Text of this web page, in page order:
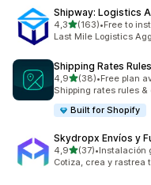
Shipway: Logistics
4,3stelle su 5
(163)
163 recensioni totali
•Free to
Last Mile Logistics
Shipping Rates
4,9stelle su 5
(38)
38 recensioni totali
•Free plan
Shipping rates rules &
Built for Shopify
Skydropx Envíos y
4,9stelle su 5
(37)
37 recensioni totali
•Instalación
Cotiza, crea y rastrea